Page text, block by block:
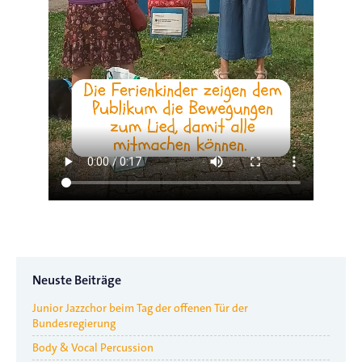
Neuste Beiträge
Junior Jazzchor beim Tag der offenen Tür der
Bundesregierung
Body & Vocal Percussion